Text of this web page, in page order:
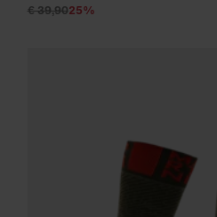
€ 39,9025%